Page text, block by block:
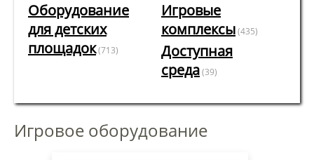
Оборудование
для детских
площадок(713)
Игровые
комплексы(435)
Доступная
среда(39)
Игровое оборудование